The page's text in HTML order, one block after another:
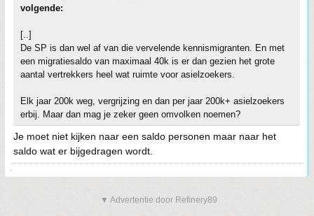
volgende:
[..]
De SP is dan wel af van die vervelende kennismigranten. En met
een migratiesaldo van maximaal 40k is er dan gezien het grote
aantal vertrekkers heel wat ruimte voor asielzoekers.
Elk jaar 200k weg, vergrijzing en dan per jaar 200k+ asielzoekers
erbij. Maar dan mag je zeker geen omvolken noemen?
Je moet niet kijken naar een saldo personen maar naar het
saldo wat er bijgedragen wordt.
-
▼ Advertentie door Refinery89